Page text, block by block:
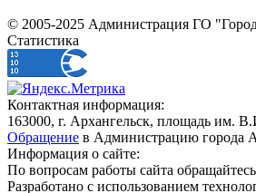
© 2005-2025 Администрация ГО
Статистика
Контактная информация:
163000, г. Архангельск, площадь им.
Обращение в Администрацию города
Информация о сайте:
По вопросам работы сайта
Разработано с использованием